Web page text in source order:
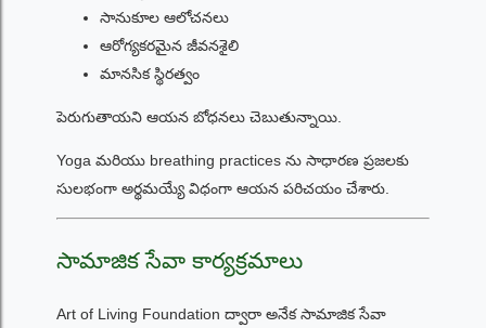
సానుకూల ఆలోచనలు
ఆరోగ్యకరమైన జీవనశైలి
మానసిక స్థిరత్వం
పెరుగుతాయని ఆయన బోధనలు చెబుతున్నాయి.
Yoga మరియు breathing practices ను సాధారణ ప్రజలకు
సులభంగా అర్థమయ్యే విధంగా ఆయన పరిచయం చేశారు.
సామాజిక సేవా కార్యక్రమాలు
Art of Living Foundation ద్వారా అనేక సామాజిక సేవా